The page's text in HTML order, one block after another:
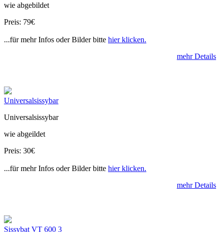
wie abgebildet
Preis: 79€
...für mehr Infos oder Bilder bitte hier klicken.
mehr Details
Universalsissybar
Universalsissybar
wie abgeildet
Preis: 30€
...für mehr Infos oder Bilder bitte hier klicken.
mehr Details
Sissybat VT 600 3